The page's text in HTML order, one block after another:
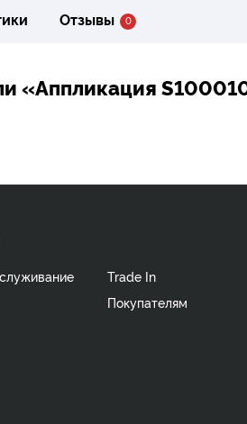
Отзывы 0
«Аппликация
Trade In
Покупателям